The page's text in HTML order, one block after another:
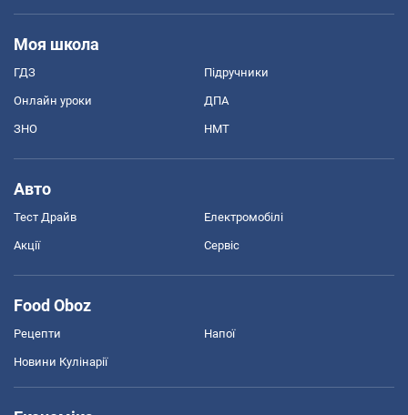
Моя школа
ГДЗ Підручники
Онлайн уроки ДПА
ЗНО НМТ
Авто
Тест Драйв Електромобілі
Акції Сервіс
Food Oboz
Рецепти Напої
Новини Кулінарії